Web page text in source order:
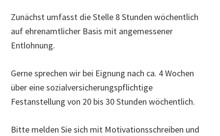
Zunächst umfasst die Stelle 8 Stunden wöchentlich
auf ehrenamtlicher Basis mit angemessener
Entlohnung.
Gerne sprechen wir bei Eignung nach ca. 4 Wochen
über eine sozialversicherungspflichtige
Festanstellung von 20 bis 30 Stunden wöchentlich.
Bitte melden Sie sich mit Motivationsschreiben und